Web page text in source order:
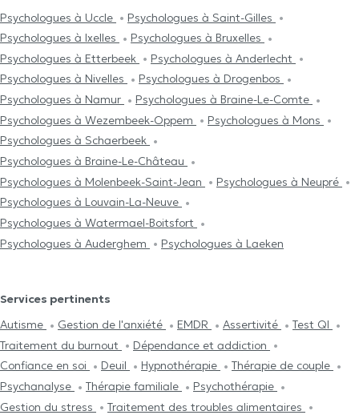
Psychologues à Uccle
Psychologues à Saint-Gilles
Psychologues à Ixelles
Psychologues à Bruxelles
Psychologues à Etterbeek
Psychologues à Anderlecht
Psychologues à Nivelles
Psychologues à Drogenbos
Psychologues à Namur
Psychologues à Braine-Le-Comte
Psychologues à Wezembeek-Oppem
Psychologues à Mons
Psychologues à Schaerbeek
Psychologues à Braine-Le-Château
Psychologues à Molenbeek-Saint-Jean
Psychologues à Neupré
Psychologues à Louvain-La-Neuve
Psychologues à Watermael-Boitsfort
Psychologues à Auderghem
Psychologues à Laeken
Services pertinents
Autisme
Gestion de l'anxiété EMDR Assertivité
Test QI
Traitement du burnout
Dépendance et addiction
Confiance en soi
Deuil Hypnothérapie
Thérapie de couple
Psychanalyse
Thérapie familiale
Psychothérapie
Gestion du stress
Traitement des troubles alimentaires